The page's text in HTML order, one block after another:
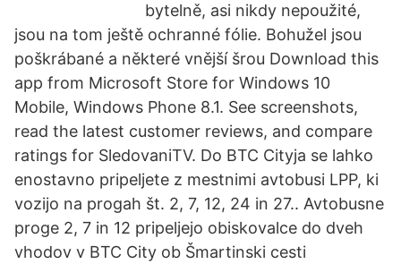
bytelně, asi nikdy nepoužité,
jsou na tom ještě ochranné fólie. Bohužel jsou
poškrábané a některé vnější šrou Download this
app from Microsoft Store for Windows 10
Mobile, Windows Phone 8.1. See screenshots,
read the latest customer reviews, and compare
ratings for SledovaniTV. Do BTC Cityja se lahko
enostavno pripeljete z mestnimi avtobusi LPP, ki
vozijo na progah št. 2, 7, 12, 24 in 27.. Avtobusne
proge 2, 7 in 12 pripeljejo obiskovalce do dveh
vhodov v BTC City ob Šmartinski cesti